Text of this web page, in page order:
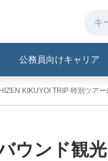
公務員向けキャリア
KIKUYOI TRIP 特別ツアー
ウンド観光